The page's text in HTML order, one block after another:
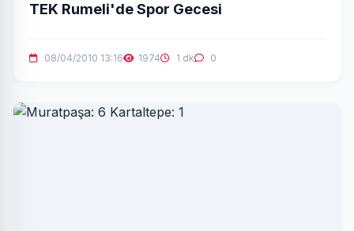
TEK Rumeli'de Spor Gecesi
08/04/2010 13:16 1974 1 dk 0